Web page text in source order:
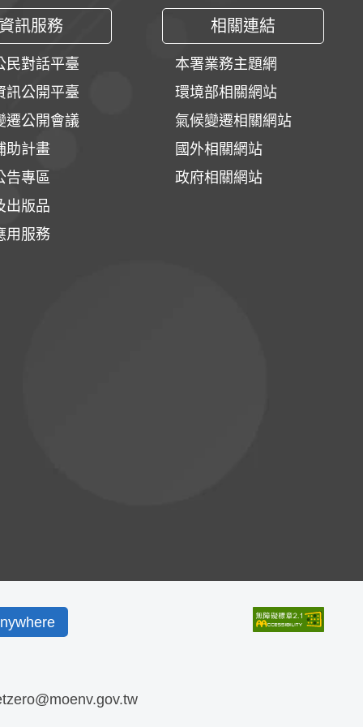
訊服務
民對話平臺
訊公開平臺
遷公開會議
助計畫
告專區
出版品
用服務
相關連結
本署業務主題網
環境部相關網站
氣候變遷相關網站
國外相關網站
政府相關網站